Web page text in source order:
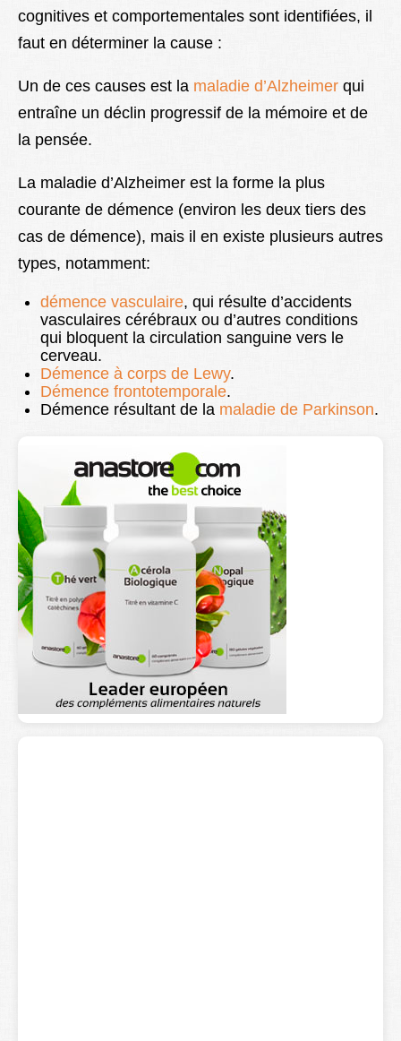
cognitives et comportementales sont identifiées, il
faut en déterminer la cause :
Un de ces causes est la maladie d’Alzheimer qui
entraîne un déclin progressif de la mémoire et de
la pensée.
La maladie d’Alzheimer est la forme la plus
courante de démence (environ les deux tiers des
cas de démence), mais il en existe plusieurs autres
types, notamment:
démence vasculaire, qui résulte d’accidents
vasculaires cérébraux ou d’autres conditions
qui bloquent la circulation sanguine vers le
cerveau.
Démence à corps de Lewy.
Démence frontotemporale.
Démence résultant de la maladie de Parkinson.